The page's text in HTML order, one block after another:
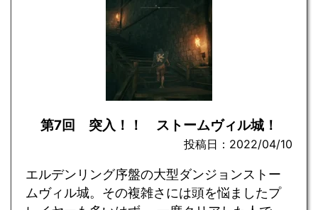
第7回 突入！！ ストームヴィル城！
投稿日：2022/04/10
エルデンリング序盤の大型ダンジョンストー
ムヴィル城。その複雑さには頭を悩ましたプ